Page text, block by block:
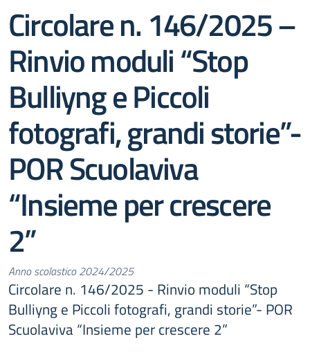
Circolare n. 146/2025 –
Rinvio moduli “Stop
Bulliyng e Piccoli
fotografi, grandi storie”-
POR Scuolaviva
“Insieme per crescere
2”
Anno scolastico 2024/2025
Circolare n. 146/2025 - Rinvio moduli “Stop
Bulliyng e Piccoli fotografi, grandi storie”- POR
Scuolaviva “Insieme per crescere 2”